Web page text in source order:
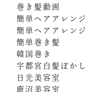
巻き髪動画
簡単ヘアアレンジ
簡単ヘアアレン
簡単巻き髪
韓国巻き
宇都宮白髪ぼかし
日光美容室
鹿沼美容室